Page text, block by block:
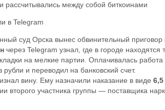
рассчитывались между собой биткоинами
в Telegram
суд Орска вынес обвинительный приговор
через Telegram узнал, где в городе
на мелкие партии. Оплачивалась
рубли и переводил на банковский счет.
вину. Ему назначили наказание в виде
второго участника группы — поставщика